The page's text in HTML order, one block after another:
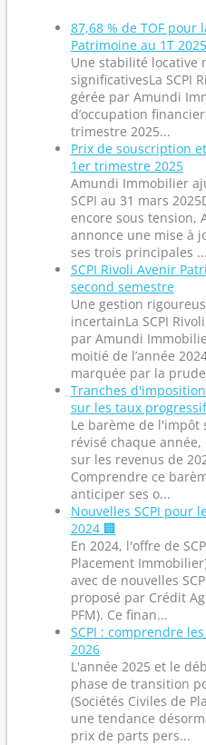
87,68 % de TOF pour
Patrimoine au 1T 2025
Une stabilité locative
significativesLa SCPI
gérée par Amundi
d’occupation
trimestre 2025...
Prix de souscription
1er trimestre 2025
Amundi Immobilier
SCPI au 31 mars
encore sous tension,
annonce une mise à
ses trois principales ...
SCPI Rivoli Avenir
second semestre
Une gestion
incertainLa SCPI
par Amundi
moitié de l’année
marquée par la
Tranches
sur les taux
Le barème de l'impôt
révisé chaque
sur les revenus de
Comprendre ce
anticiper ses o...
Nouvelles SCPI pour
2024 🏢
En 2024, l'offre de
Placement
avec de nouvelles
proposé par Crédit
PFM). Ce finan...
SCPI : comprendre
2026
L'année 2025 et le
phase de transition
(Sociétés Civiles de
une tendance
prix de parts pers...